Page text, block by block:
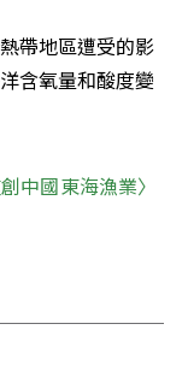
帶地區遭受的影
含氧量和酸度變
中國東海漁業〉